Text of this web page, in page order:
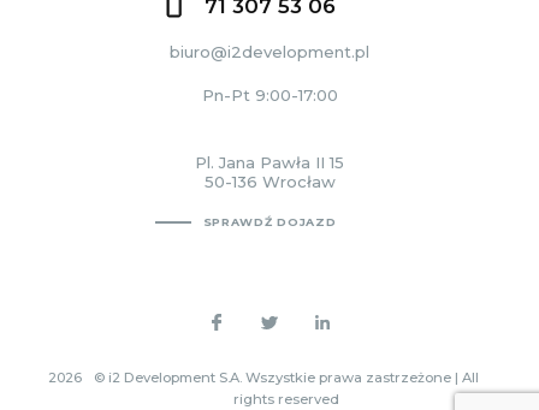
71 307 53 06
biuro@i2development.pl
Pn-Pt 9:00-17:00
Pl. Jana Pawła II 15
50-136 Wrocław
SPRAWDŹ DOJAZD
2026
© i2 Development S.A. Wszystkie prawa zastrzeżone | All
rights reserved